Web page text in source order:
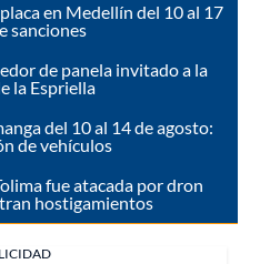
en Medellín del 10 al 17
sanciones
de panela invitado a la
la Espriella
del 10 al 14 de agosto:
de vehículos
fue atacada por dron
hostigamientos